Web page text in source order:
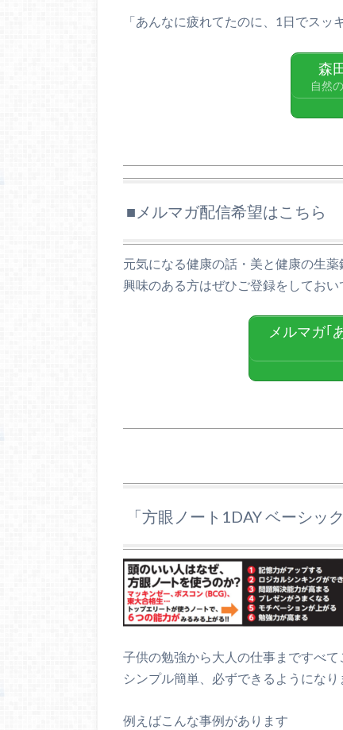
「あんなに疲れてたのに、1日でス
森
自然
■メルマガ配信希望はこちら
元気になる健康の話・美と健康の生
興味のある方はぜひご登録をしておい
メルマガ｢
「方眼ノート1DAY ベーシッ
子供の勉強から大人の仕事まですべて
シンプル簡単、必ずできるようになり
例えばこんな事例があります